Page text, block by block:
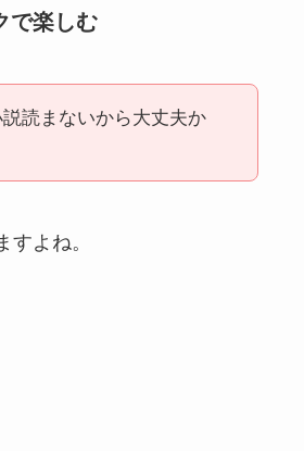
で楽しむ
読まないから大丈夫か
すよね。